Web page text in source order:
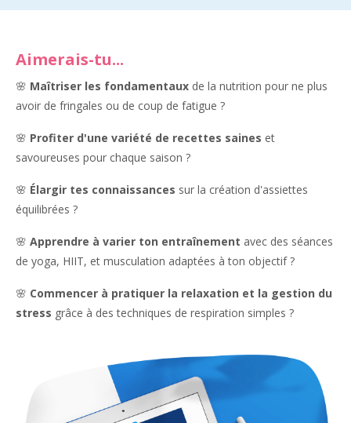
Aimerais-tu...
🌸 Maîtriser les fondamentaux de la nutrition pour ne plus
avoir de fringales ou de coup de fatigue ?
🌸 Profiter d'une variété de recettes saines et
savoureuses pour chaque saison ?
🌸 Élargir tes connaissances sur la création d'assiettes
équilibrées ?
🌸 Apprendre à varier ton entraînement avec des séances
de yoga, HIIT, et musculation adaptées à ton objectif ?
🌸 Commencer à pratiquer la relaxation et la gestion du
stress grâce à des techniques de respiration simples ?